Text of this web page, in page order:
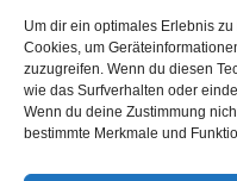
Um dir ein optimales Erlebnis
Cookies, um
zuzugreifen. Wenn du diesen
wie das Surfverhalten oder
Wenn du deine Zustimmung
bestimmte Merkmale und
Du musst angemeldet
abzugeben.